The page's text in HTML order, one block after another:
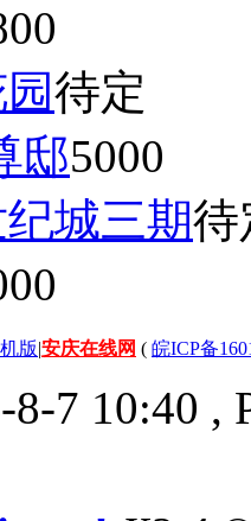
待定
邸5000
城三期待
版|安庆在线网 ( 皖ICP备
7 10:40 ,